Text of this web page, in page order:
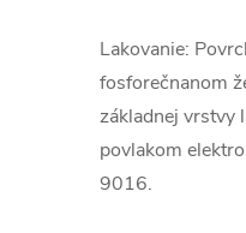
Lakovanie:
fosforečnanom
základnej vrstvy
povlakom
9016.